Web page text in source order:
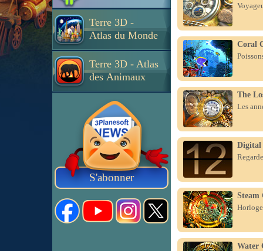
Terre 3D -
Atlas du Monde
Terre 3D - Atlas
des Animaux
S'abonner
Coral
The
Les
Digital
Steam
Water